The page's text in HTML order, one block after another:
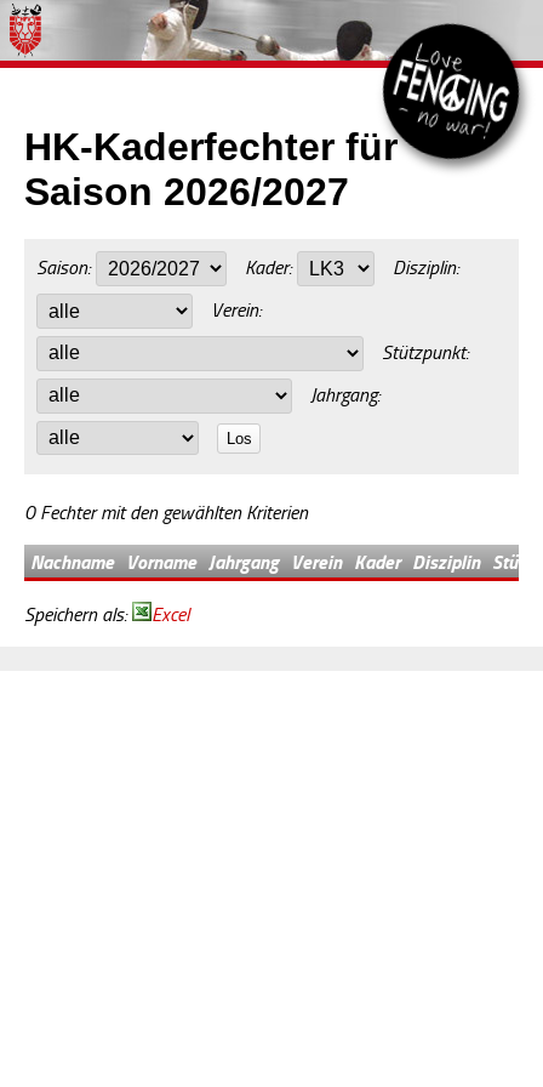
HK-Kaderfechter für
Saison 2026/2027
Saison: Kader:
Disziplin:
Verein:
Stützpunkt:
Jahrgang:
Los
0 Fechter mit den gewählten Kriterien
Nachname Vorname Jahrgang Verein Kader Disziplin
Speichern als: Excel